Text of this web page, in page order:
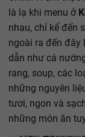
là lạ khi menu ở
nhau, chỉ kể đến
ngoài ra đến đây
dẫn như cá
rang, soup, các
những nguyên
tươi, ngon và
những món ăn